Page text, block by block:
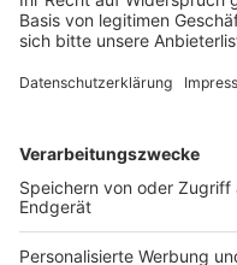
stattfinden, um
Ob das Kino jedoch
anderem durch
einem sehr schlechten